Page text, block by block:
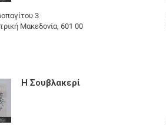
3
Μακεδονία, 601 00
Η Σουβλακερί